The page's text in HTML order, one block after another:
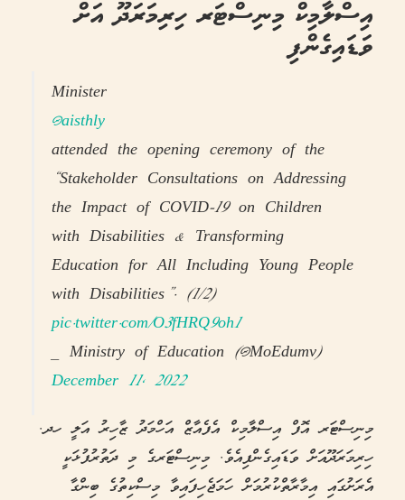
އިސްލާމިކް މިނިސްޓަރ ހިރިމަރަދޫ އަށް
ވަޑައިގެންފި
Minister
@aisthly
attended the opening ceremony of the
“Stakeholder Consultations on Addressing
the Impact of COVID-19 on Children
with Disabilities & Transforming
Education for All Including Young People
with Disabilities”. (1/2)
pic.twitter.com/O3fHRQ9oh1
— Ministry of Education (@MoEdumv)
December 11, 2022
މިނިސްޓަރ އޮފް އިސްލާމިކް އެފެއާޒް އަހްމަދު ޒާހިރު އަލީ ހދ.
ހިރިމަރަދޫއަށް ވަޑައިގެންފިއެވެ. މިނިސްޓަރގެ މި ދަތުރުފުޅަކީ
އެރަށުގައި އިމާރާތްކުރުމަށް ހަމަޖެހިފައިވާ މިސްކިތުގެ ބިންގާ